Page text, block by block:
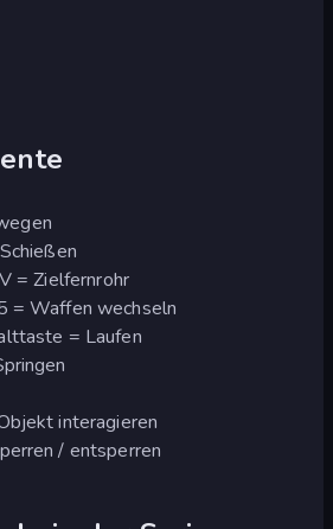
= Zielfernrohr
= Waffen wechseln
= Laufen
interagieren
/ entsperren